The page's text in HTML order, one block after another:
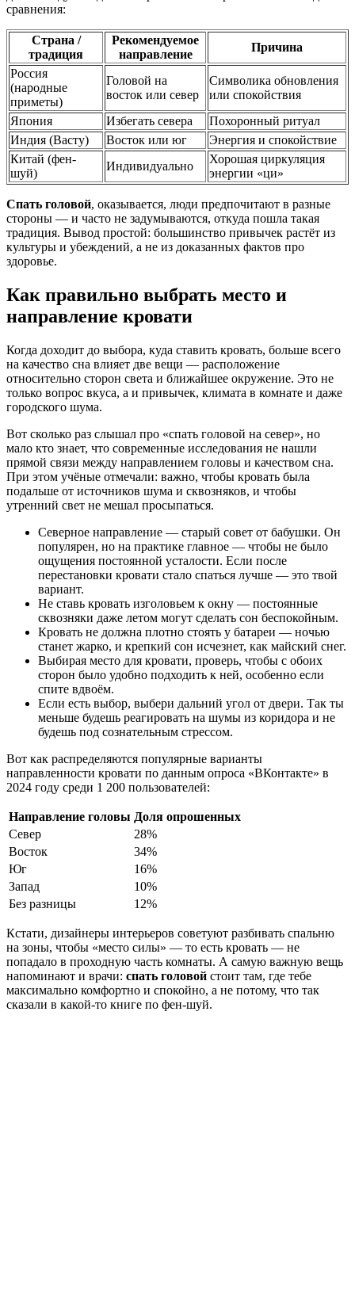
сравнения:
Страна /
традиция
Рекомендуемое
направление
Причина
Россия
(народные
приметы)
Головой на
восток или север
Символика обновления
или спокойствия
Япония
Избегать севера
Похоронный ритуал
Индия (Васту)
Восток или юг
Энергия и спокойствие
Китай (фен-
шуй)
Индивидуально
Хорошая циркуляция
энергии «ци»
Спать головой, оказывается, люди предпочитают в разные
стороны — и часто не задумываются, откуда пошла такая
традиция. Вывод простой: большинство привычек растёт из
культуры и убеждений, а не из доказанных фактов про
здоровье.
Как правильно выбрать место и
направление кровати
Когда доходит до выбора, куда ставить кровать, больше всего
на качество сна влияет две вещи — расположение
относительно сторон света и ближайшее окружение. Это не
только вопрос вкуса, а и привычек, климата в комнате и даже
городского шума.
Вот сколько раз слышал про «спать головой на север», но
мало кто знает, что современные исследования не нашли
прямой связи между направлением головы и качеством сна.
При этом учёные отмечали: важно, чтобы кровать была
подальше от источников шума и сквозняков, и чтобы
утренний свет не мешал просыпаться.
Северное направление — старый совет от бабушки. Он
популярен, но на практике главное — чтобы не было
ощущения постоянной усталости. Если после
перестановки кровати стало спаться лучше — это твой
вариант.
Не ставь кровать изголовьем к окну — постоянные
сквозняки даже летом могут сделать сон беспокойным.
Кровать не должна плотно стоять у батареи — ночью
станет жарко, и крепкий сон исчезнет, как майский снег.
Выбирая место для кровати, проверь, чтобы с обоих
сторон было удобно подходить к ней, особенно если
спите вдвоём.
Если есть выбор, выбери дальний угол от двери. Так ты
меньше будешь реагировать на шумы из коридора и не
будешь под сознательным стрессом.
Вот как распределяются популярные варианты
направленности кровати по данным опроса «ВКонтакте» в
2024 году среди 1 200 пользователей:
Направление головы Доля опрошенных
Север
28%
Восток
34%
Юг
16%
Запад
10%
Без разницы
12%
Кстати, дизайнеры интерьеров советуют разбивать спальню
на зоны, чтобы «место силы» — то есть кровать — не
попадало в проходную часть комнаты. А самую важную вещь
напоминают и врачи: спать головой стоит там, где тебе
максимально комфортно и спокойно, а не потому, что так
сказали в какой-то книге по фен-шуй.